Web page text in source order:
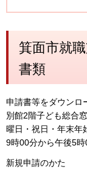
箕面市就
書類
申請書等をダウンロ
別館2階子ども総合
曜日・祝日・年末年
9時00分から午後5時
新規申請のかた